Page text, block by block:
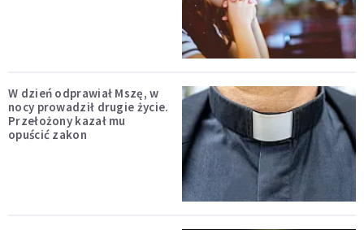
W dzień odprawiał Mszę, w
nocy prowadził drugie życie.
Przełożony kazał mu
opuścić zakon